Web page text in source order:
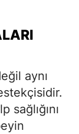
aynı